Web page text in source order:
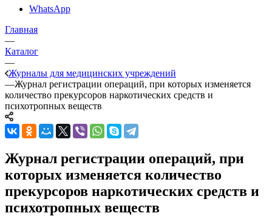
WhatsApp
Главная
—
Каталог
—
Журналы для медицинских учреждений
—Журнал регистрации операций, при которых изменяется
количество прекурсоров наркотических средств и
психотропных веществ
Журнал регистрации операций, при
которых изменяется количество
прекурсоров наркотических средств и
психотропных веществ